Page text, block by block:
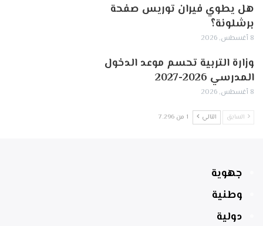
هل يطوي فيران توريس صفحة
برشلونة؟
8 أغسطس, 2026
وزارة التربية تحسم موعد الدخول
المدرسي 2026-2027
8 أغسطس, 2026
السابق التالي 1 من 7٬296
جهوية
وطنية
دولية